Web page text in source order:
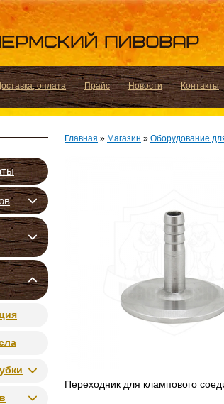
оплата Прайс Новости Контакты
Главная » Магазин » Оборудование
Переходник для клампового